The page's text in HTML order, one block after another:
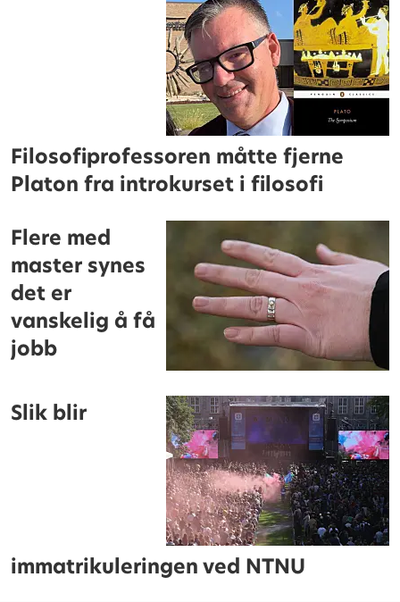
Filosofiprofessoren måtte fjerne
Platon fra introkurset i filosofi
Flere med
master synes
det er
vanskelig å få
jobb
Slik blir
immatrikuleringen ved NTNU